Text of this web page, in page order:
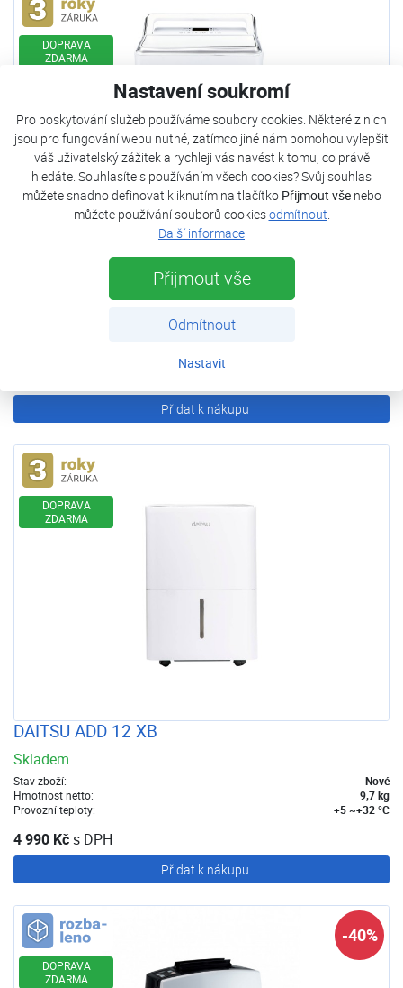
Nastavení soukromí
Pro poskytování služeb používáme soubory cookies. Některé z nich
jsou pro fungování webu nutné, zatímco jiné nám pomohou vylepšit
váš uživatelský zážitek a rychleji vás navést k tomu, co právě
hledáte. Souhlasíte s používáním všech cookies? Svůj souhlas
můžete snadno definovat kliknutím na tlačítko Přijmout všenebo
můžete používání souborů cookiesodmítnout
Další informace
Přijmout vše
Odmítnout
Nastavit
DOPRAVA
ZDARMA
DAITSU ADD 20 XB
Přidat k nákupu
DOPRAVA
ZDARMA
DAITSU ADD 12 XB
Skladem
Stav zboží:
Nové
Hmotnost netto:
9,7 kg
Provozní teploty:
+5 ~+32 °C
4 990 Kčs DPH
Přidat k nákupu
DOPRAVA
ZDARMA
-40%